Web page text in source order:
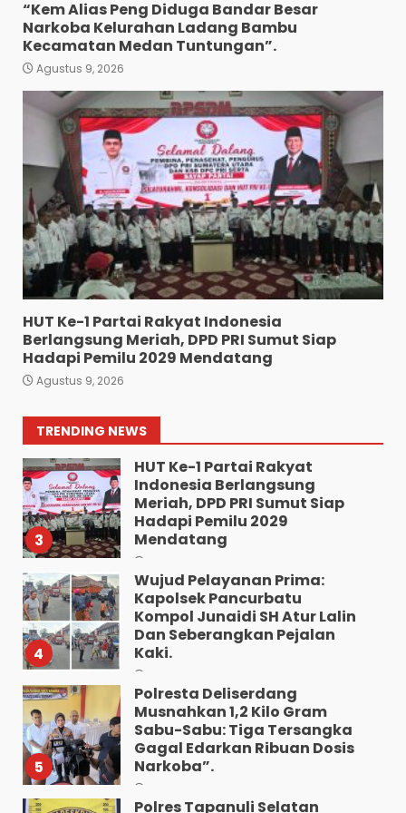
“Kem Alias Peng Diduga Bandar Besar
Narkoba Kelurahan Ladang Bambu
Kecamatan Medan Tuntungan”.
Agustus 9, 2026
HUT Ke-1 Partai Rakyat Indonesia
Berlangsung Meriah, DPD PRI Sumut Siap
Hadapi Pemilu 2029 Mendatang
Agustus 9, 2026
TRENDING NEWS
6
Polres Tapanuli Selatan
Ungkap Kasus Pembunuhan
Disertai Kekerasan Seksual
Ditangkap
Agustus 7, 2026
7
Pewarta Polrestabes Medan
Gelar Jumat Barokah,
Pererat Silaturahmi,
Kokohkan Sinergi Media dan
Kepolisian
Agustus 7, 2026
1
Turnamen Piala Bergilir
Ketua DPD PKN Sumut
Berakhir Batak Unitet
Menang 3-2 Lawan OKKA FC
Agustus 9, 2026
2
“Kem Alias Peng Diduga
Bandar Besar Narkoba
Tuntungan”.
Agustus 9, 2026
3
HUT Ke-1 Partai Rakyat
Indonesia Berlangsung
Meriah, DPD PRI Sumut Siap
Hadapi Pemilu 2029
Mendatang
4
Wujud Pelayanan Prima:
Kapolsek Pancurbatu
Kompol Junaidi SH Atur Lalin
Dan Seberangkan Pejalan
Kaki.
5
Polresta Deliserdang
Musnahkan 1,2 Kilo Gram
Sabu-Sabu: Tiga Tersangka
Gagal Edarkan Ribuan Dosis
Narkoba”.
Polres Tapanuli Selatan